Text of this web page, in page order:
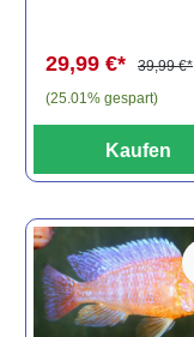
29,99 €*
39,99 €*
(25.01% gespart)
Kaufen